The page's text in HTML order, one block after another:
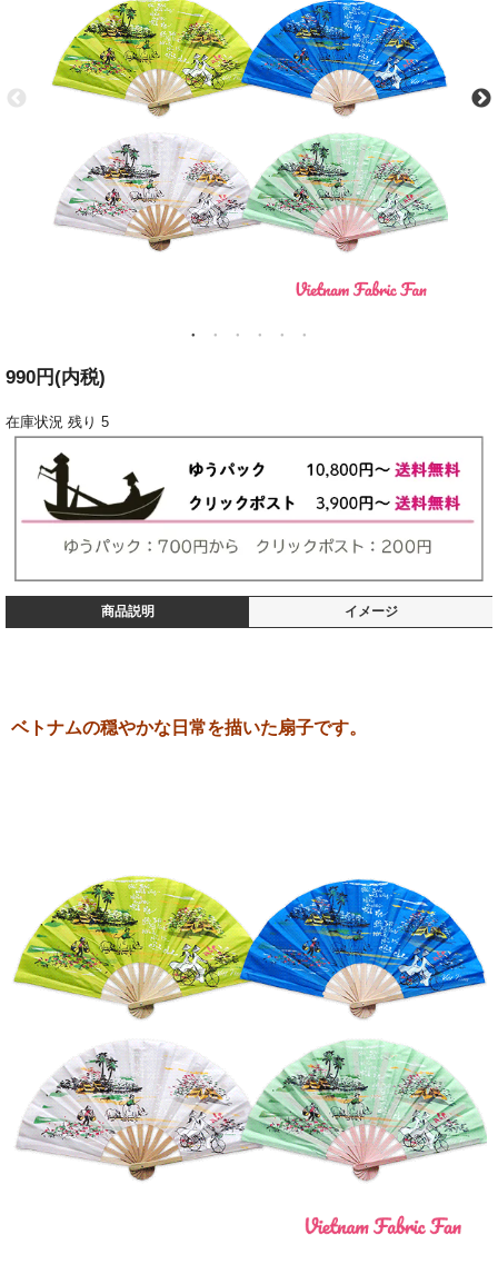
990円(内税)
在庫状況 残り 5
商品説明 イメージ
ベトナムの穏やかな日常を描いた扇子です。